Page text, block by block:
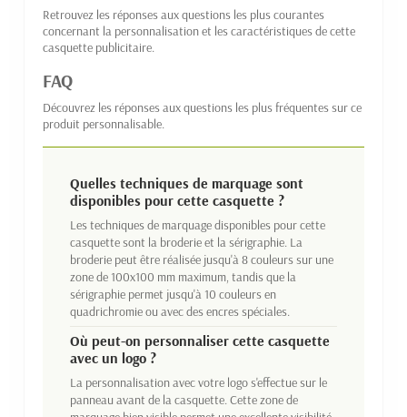
Retrouvez les réponses aux questions les plus courantes
concernant la personnalisation et les caractéristiques de cette
casquette publicitaire.
FAQ
Découvrez les réponses aux questions les plus fréquentes sur ce
produit personnalisable.
Quelles techniques de marquage sont
disponibles pour cette casquette ?
Les techniques de marquage disponibles pour cette
casquette sont la broderie et la sérigraphie. La
broderie peut être réalisée jusqu'à 8 couleurs sur une
zone de 100x100 mm maximum, tandis que la
sérigraphie permet jusqu'à 10 couleurs en
quadrichromie ou avec des encres spéciales.
Où peut-on personnaliser cette casquette
avec un logo ?
La personnalisation avec votre logo s'effectue sur le
panneau avant de la casquette. Cette zone de